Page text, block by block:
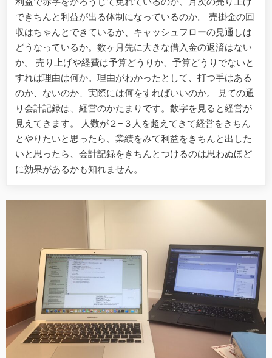
できちんと利益が出る体制になっているのか。 売掛金の回
収はちゃんとできているか、キャッシュフローの見通しは
どうなっているか。数ヶ月先に大きな借入金の返済はない
か。 売り上げや経費は予算どうりか、予算どうりでないと
すれば理由は何か。理由がわかったとして、打つ手はある
のか、ないのか、実際には何をすればいいのか。 見ての通
り会計記録は、経営のかたまりです。数字を見ると経営が
見えてきます。 人数が２−３人を超えてきて経営をきちん
とやりたいと思ったら、業績をみて利益をきちんと出した
いと思ったら、会計記録をきちんとつけるのは思わぬほど
に効果があるかも知れません。